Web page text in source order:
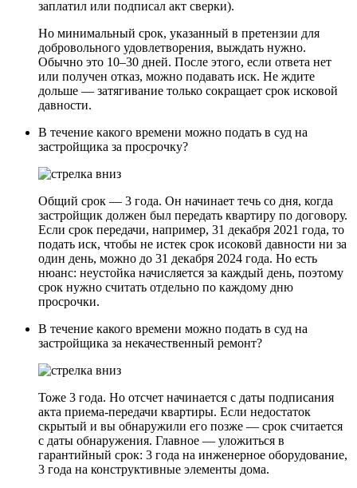
заплатил или подписал акт сверки).
Но минимальный срок, указанный в претензии для
добровольного удовлетворения, выждать нужно.
Обычно это 10–30 дней. После этого, если ответа нет
или получен отказ, можно подавать иск. Не ждите
дольше — затягивание только сокращает срок исковой
давности.
В течение какого времени можно подать в суд на
застройщика за просрочку?
Общий срок — 3 года. Он начинает течь со дня, когда
застройщик должен был передать квартиру по договору.
Если срок передачи, например, 31 декабря 2021 года, то
подать иск, чтобы не истек срок исоковй давности ни за
один день, можно до 31 декабря 2024 года. Но есть
нюанс: неустойка начисляется за каждый день, поэтому
срок нужно считать отдельно по каждому дню
просрочки.
В течение какого времени можно подать в суд на
застройщика за некачественный ремонт?
Тоже 3 года. Но отсчет начинается с даты подписания
акта приема-передачи квартиры. Если недостаток
скрытый и вы обнаружили его позже — срок считается
с даты обнаружения. Главное — уложиться в
гарантийный срок: 3 года на инженерное оборудование,
3 года на конструктивные элементы дома.